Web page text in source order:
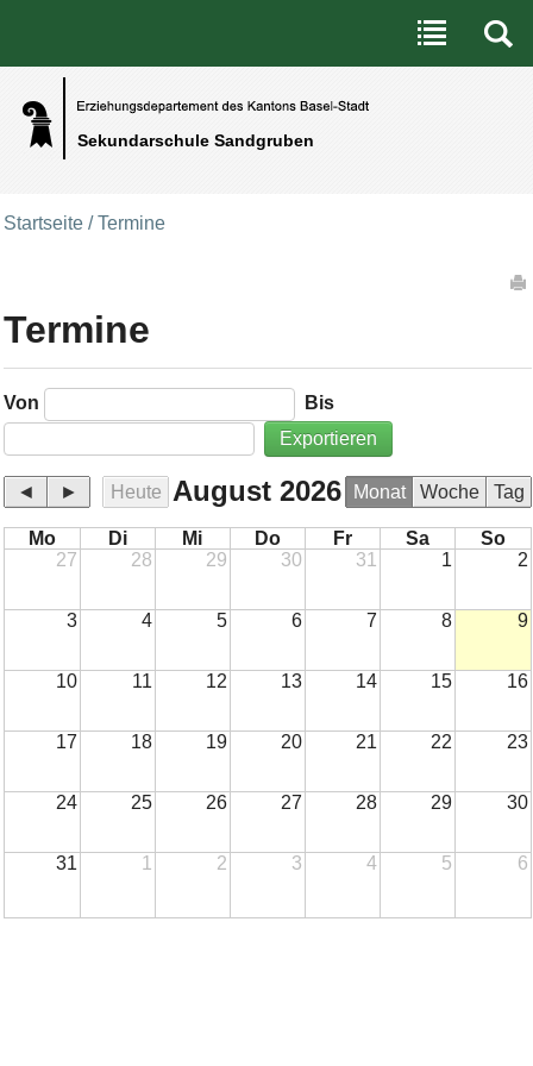
Sekundarschule Sandgruben
Benutzerspezifische Werkzeuge
Direkt zum Inhalt|Direkt zur Navigation
Startseite /Termine
Termine
Von Bis
◄ ► Heute August 2026 Monat Woche Tag
Mo Di Mi Do Fr Sa
So
27
28 29 30 31 1 2
3 4 5 6 7 8 9
10 11 12 13 14 15 16
17 18 19 20 21 22 23
24 25 26 27 28 29 30
31 1 2 3 4 5 6